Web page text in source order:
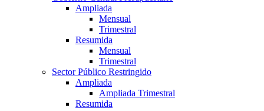
Ampliada
Mensual
Trimestral
Resumida
Mensual
Trimestral
Sector Público Restringido
Ampliada
Ampliada Trimestral
Resumida